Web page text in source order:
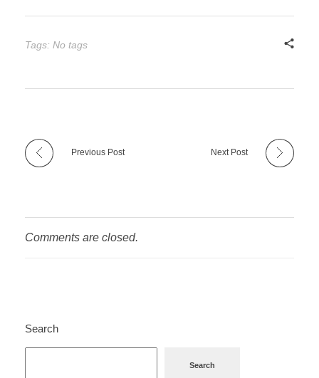
Tags: No tags
Previous Post Next Post
Comments are closed.
Search
Search